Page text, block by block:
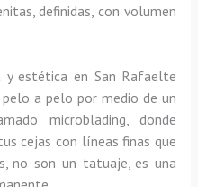
definidas, con volumen
estética en San Rafaelte
a pelo por medio de un
microblading, donde
cejas con líneas finas que
no son un tatuaje, es una